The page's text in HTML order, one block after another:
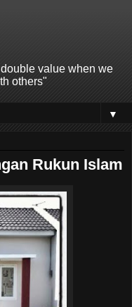
value when we
others"
▼
Rukun Islam